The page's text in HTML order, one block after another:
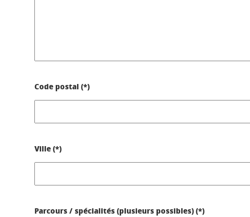
Code postal (*)
Ville (*)
Parcours / spécialités (plusieurs possibles) (*)